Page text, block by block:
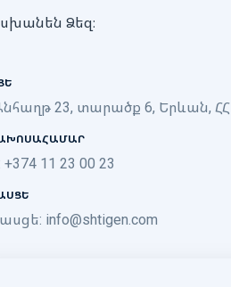
Ձեզ։
23, տարածք 6, Երևան, ՀՀ
11 23 00 23
info@shtigen.com